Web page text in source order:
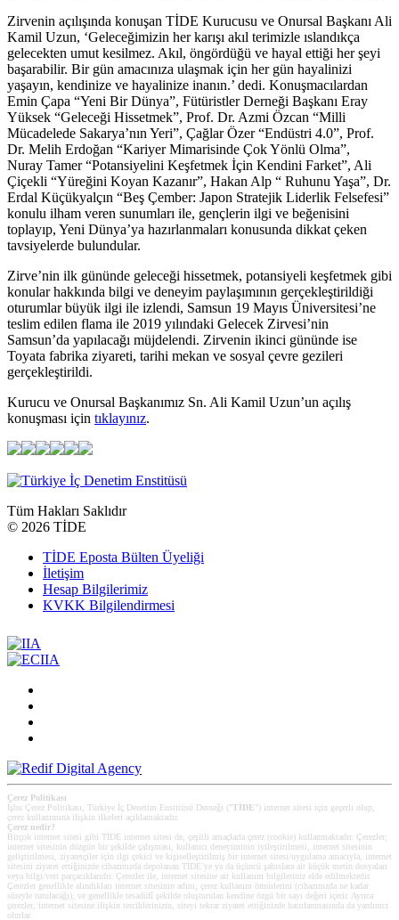
Zirvenin açılışında konuşan TİDE Kurucusu ve Onursal Başkanı Ali
Kamil Uzun, ‘Geleceğimizin her karışı akıl terimizle ıslandıkça
gelecekten umut kesilmez. Akıl, öngördüğü ve hayal ettiği her şeyi
başarabilir. Bir gün amacınıza ulaşmak için her gün hayalinizi
yaşayın, kendinize ve hayalinize inanın.’ dedi. Konuşmacılardan
Emin Çapa “Yeni Bir Dünya”, Fütüristler Derneği Başkanı Eray
Yüksek “Geleceği Hissetmek”, Prof. Dr. Azmi Özcan “Milli
Mücadelede Sakarya’nın Yeri”, Çağlar Özer “Endüstri 4.0”, Prof.
Dr. Melih Erdoğan “Kariyer Mimarisinde Çok Yönlü Olma”,
Nuray Tamer “Potansiyelini Keşfetmek İçin Kendini Farket”, Ali
Çiçekli “Yüreğini Koyan Kazanır”, Hakan Alp “ Ruhunu Yaşa”, Dr.
Erdal Küçükyalçın “Beş Çember: Japon Stratejik Liderlik Felsefesi”
konulu ilham veren sunumları ile, gençlerin ilgi ve beğenisini
toplayıp, Yeni Dünya’ya hazırlanmaları konusunda dikkat çeken
tavsiyelerde bulundular.
Zirve’nin ilk gününde geleceği hissetmek, potansiyeli keşfetmek gibi
konular hakkında bilgi ve deneyim paylaşımının gerçekleştirildiği
oturumlar büyük ilgi ile izlendi, Samsun 19 Mayıs Üniversitesi’ne
teslim edilen flama ile 2019 yılındaki Gelecek Zirvesi’nin
Samsun’da yapılacağı müjdelendi. Zirvenin ikinci gününde ise
Toyata fabrika ziyareti, tarihi mekan ve sosyal çevre gezileri
gerçekleştirildi.
Kurucu ve Onursal Başkanımız Sn. Ali Kamil Uzun’un açılış
konuşması için tıklayınız.
Tüm Hakları Saklıdır
© 2026 TİDE
TİDE Eposta Bülten Üyeliği
İletişim
Hesap Bilgilerimiz
KVKK Bilgilendirmesi
Çerez Politikası
İşbu Çerez Politikası, Türkiye İç Denetim Enstitüsü Derneği (" TİDE ") internet sitesi için geçerli olup,
çerez kullanımına ilişkin ilkeleri açıklamaktadır.
Çerez nedir?
Birçok internet sitesi gibi TİDE internet sitesi de, çeşitli amaçlarla çerez (cookie) kullanmaktadır. Çerezler;
internet sitesinin düzgün bir şekilde çalışması, kullanıcı deneyiminin iyileştirilmesi, internet sitesinin
geliştirilmesi, ziyaretçiler için ilgi çekici ve kişiselleştirilmiş bir internet sitesi/uygulama amacıyla, internet
sitesini ziyaret ettiğinizde cihazınızda depolanan TİDE’ye ya da üçüncü şahıslara ait küçük metin dosyaları
veya bilgi/veri parçacıklarıdır. Çerezler ile, internet sitesine ait kullanım bilgileriniz elde edilmektedir.
Çerezler genellikle alındıkları internet sitesinin adını, çerez kullanım ömürlerini (cihazınızda ne kadar
süreyle tutulacağı), ve genellikle tesadüfî şekilde oluşturulan kendine özgü bir sayı değeri içerir. Ayrıca
çerezler, internet sitesine ilişkin tercihlerinizin, siteyi tekrar ziyaret ettiğinizde hatırlanmasında da yardımcı
olurlar.